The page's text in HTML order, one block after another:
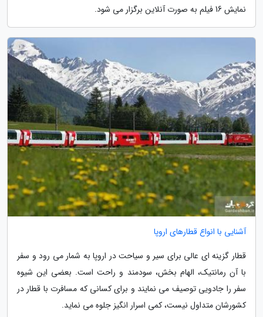
نمایش 16 فیلم به صورت آنلاین برگزار می شود.
آشنایی با انواع قطارهای اروپا
قطار گزینه ای عالی برای سیر و سیاحت در اروپا به شمار می رود و سفر
با آن رمانتیک، الهام بخش، سودمند و راحت است. بعضی این شیوه
سفر را جادویی توصیف می نمایند و برای کسانی که مسافرت با قطار در
کشورشان متداول نیست، کمی اسرار انگیز جلوه می نماید.